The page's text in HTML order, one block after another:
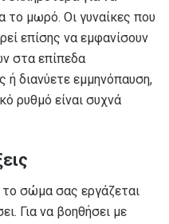
το μωρό. Οι γυναίκες που
επίσης να εμφανίσουν
στα επίπεδα
ή διανύετε εμμηνόπαυση,
ρυθμό είναι συχνά
σώμα σας εργάζεται
Για να βοηθήσει με